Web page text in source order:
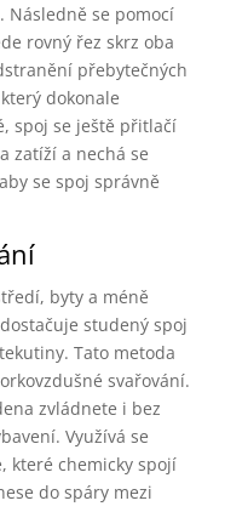
se pomocí
rovný řez skrz oba
přebytečných
dokonale
spoj se ještě přitlačí
zatíží a nechá se
se spoj správně
byty a méně
studený spoj
Tato metoda
svařování.
zvládnete i bez
Využívá se
které chemicky spojí
do spáry mezi